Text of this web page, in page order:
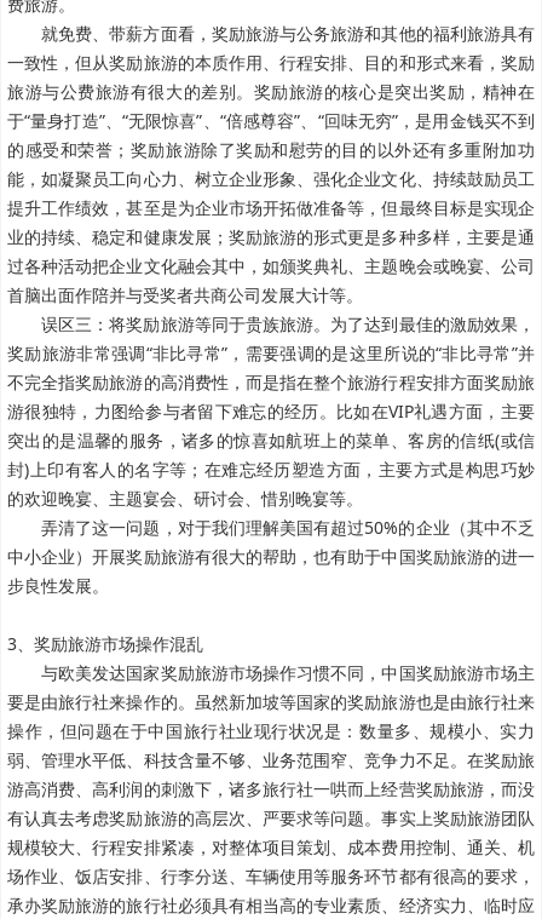
费旅游。
就免费、带薪方面看，奖励旅游与公务旅游和其他的福利旅游具有
一致性，但从奖励旅游的本质作用、行程安排、目的和形式来看，奖励
旅游与公费旅游有很大的差别。奖励旅游的核心是突出奖励，精神在
于“量身打造”、“无限惊喜”、“倍感尊容”、“回味无穷”，是用金钱买不到
的感受和荣誉；奖励旅游除了奖励和慰劳的目的以外还有多重附加功
能，如凝聚员工向心力、树立企业形象、强化企业文化、持续鼓励员工
提升工作绩效，甚至是为企业市场开拓做准备等，但最终目标是实现企
业的持续、稳定和健康发展；奖励旅游的形式更是多种多样，主要是通
过各种活动把企业文化融会其中，如颁奖典礼、主题晚会或晚宴、公司
首脑出面作陪并与受奖者共商公司发展大计等。
误区三：将奖励旅游等同于贵族旅游。为了达到最佳的激励效果，
奖励旅游非常强调“非比寻常”，需要强调的是这里所说的“非比寻常”并
不完全指奖励旅游的高消费性，而是指在整个旅游行程安排方面奖励旅
游很独特，力图给参与者留下难忘的经历。比如在VIP礼遇方面，主要
突出的是温馨的服务，诸多的惊喜如航班上的菜单、客房的信纸(或信
封)上印有客人的名字等；在难忘经历塑造方面，主要方式是构思巧妙
的欢迎晚宴、主题宴会、研讨会、惜别晚宴等。
弄清了这一问题，对于我们理解美国有超过50%的企业（其中不乏
中小企业）开展奖励旅游有很大的帮助，也有助于中国奖励旅游的进一
步良性发展。
3、奖励旅游市场操作混乱
与欧美发达国家奖励旅游市场操作习惯不同，中国奖励旅游市场主
要是由旅行社来操作的。虽然新加坡等国家的奖励旅游也是由旅行社来
操作，但问题在于中国旅行社业现行状况是：数量多、规模小、实力
弱、管理水平低、科技含量不够、业务范围窄、竞争力不足。在奖励旅
游高消费、高利润的刺激下，诸多旅行社一哄而上经营奖励旅游，而没
有认真去考虑奖励旅游的高层次、严要求等问题。事实上奖励旅游团队
规模较大、行程安排紧凑，对整体项目策划、成本费用控制、通关、机
场作业、饭店安排、行李分送、车辆使用等服务环节都有很高的要求，
承办奖励旅游的旅行社必须具有相当高的专业素质、经济实力、临时应